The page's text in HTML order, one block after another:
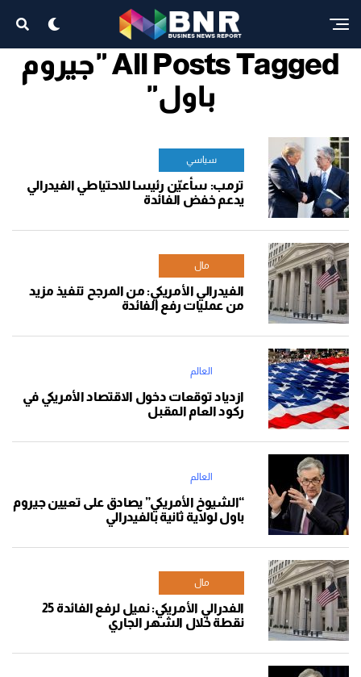
All Posts Tagged "جيروم
باول"
سياسي
ترمب: سأعيّن رئيسا للاحتياطي الفيدرالي
يدعم خفض الفائدة
مال
الفيدرالي الأمريكي: من المرجح تنفيذ مزيد
من عمليات رفع الفائدة
العالم
ازدياد توقعات دخول الاقتصاد الأمريكي في
ركود العام المقبل
العالم
“الشيوخ الأمريكي” يصادق على تعيين جيروم
باول لولاية ثانية بالفيدرالي
مال
الفدرالي الأمريكي: نميل لرفع الفائدة 25
نقطة خلال الشهر الجاري